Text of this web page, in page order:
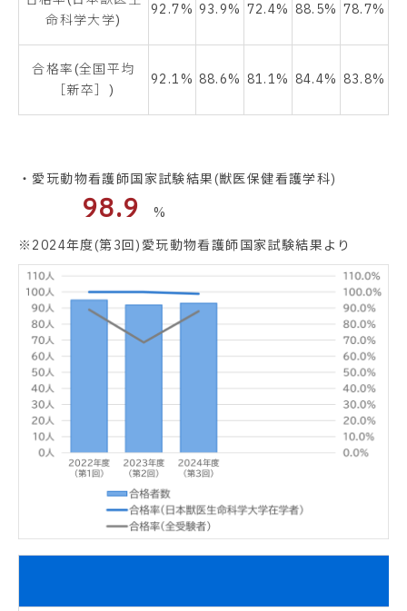
命科学大学)
92.7% 93.9% 72.4% 88.5% 78.7%
合格率(全国平均
［新卒］)
92.1% 88.6% 81.1% 84.4% 83.8%
・愛玩動物看護師国家試験結果(獣医保健看護学科)
98.9 %
※2024年度(第3回)愛玩動物看護師国家試験結果より